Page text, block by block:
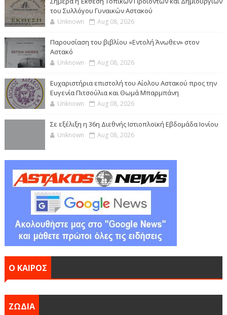
του Συλλόγου Γυναικών Αστακού
Unknown Aug 08, 2026
Παρουσίαση του βιβλίου «Εντολή Άνωθεν» στον
Αστακό
Unknown Aug 08, 2026
Ευχαριστήρια επιστολή του Αίολου Αστακού προς την
Ευγενία Πιτσούλια και Θωμά Μπαρμπάνη
Unknown Aug 08, 2026
Σε εξέλιξη η 36η Διεθνής Ιστιοπλοϊκή Εβδομάδα Ιονίου
Unknown Aug 08, 2026
Ο ΚΑΙΡΟΣ
ΖΩΔΙΑ